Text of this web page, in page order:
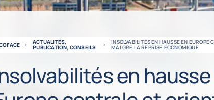
ACTUALITÉS,
PUBLICATION, CONSEILS
INSOLVABILITÉS EN HAUSSE EN EUROPE
MALGRÉ LA REPRISE ÉCONOMIQUE
en